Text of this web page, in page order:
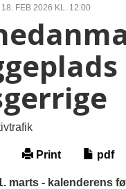
18. FEB 2026 KL. 12:00
Print pdf
marts - kalenderens